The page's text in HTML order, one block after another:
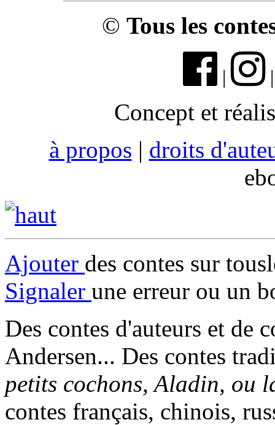
© Tous les
|
Concept et
à propos | droits
Ajouter des contes sur
Signaler une erreur ou un
Des contes d'auteurs et de
Andersen... Des contes
petits cochons, Aladin, ou
contes français, chinois,